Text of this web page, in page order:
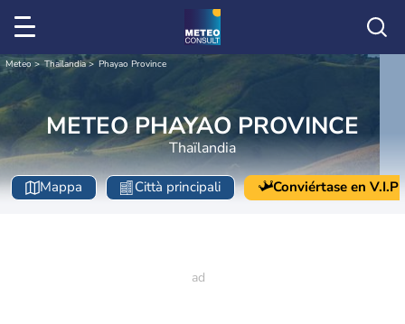
Meteo Thaïlandia Phayao Province
METEO PHAYAO PROVINCE
Thaïlandia
Mappa Città principali Conviértase en V.I.P